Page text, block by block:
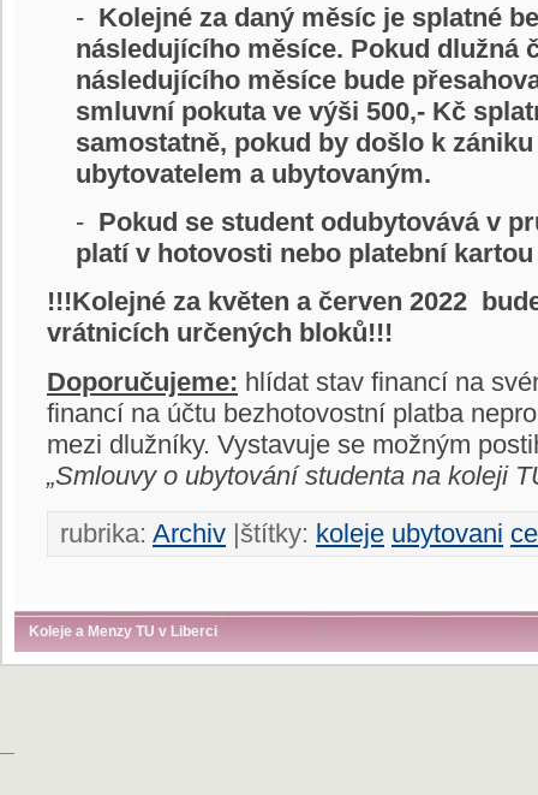
- Kolejné za daný měsíc je splatné
následujícího měsíce. Pokud dlužná
následujícího měsíce bude
smluvní pokuta ve výši 500,- Kč
samostatně, pokud by došlo k
ubytovatelem a ubytovaným.
- Pokud se student odubytovává v
platí v hotovosti nebo platební
!!!Kolejné za květen a červen 2022
vrátnicích určených bloků!!!
Doporučujeme: hlídat stav financí na
financí na účtu bezhotovostní platba
mezi dlužníky. Vystavuje se možným
„Smlouvy o ubytování studenta na koleji
rubrika: Archiv |štítky: koleje ubytovani
Koleje a Menzy TU v Liberci